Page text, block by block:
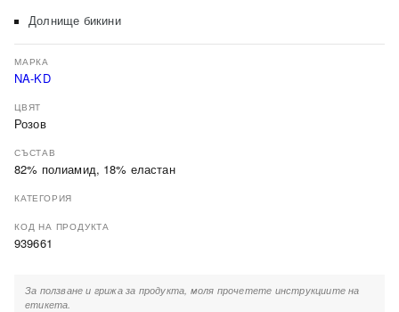
Долнище бикини
МАРКА
NA-KD
ЦВЯТ
Розов
СЪСТАВ
82% полиамид, 18% еластан
КАТЕГОРИЯ
КОД НА ПРОДУКТА
939661
За ползване и грижа за продукта, моля прочетете инструкциите на
етикета.